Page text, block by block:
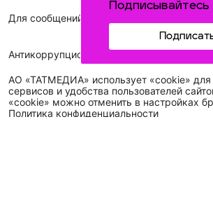
Для сообщений о фактах коррупции: idel-
Антикоррупционная политика
АО «ТАТМЕДИА» использует «cookie» для
сервисов и удобства пользователей
«cookie» можно отменить в настройках
Политика конфиденциальности